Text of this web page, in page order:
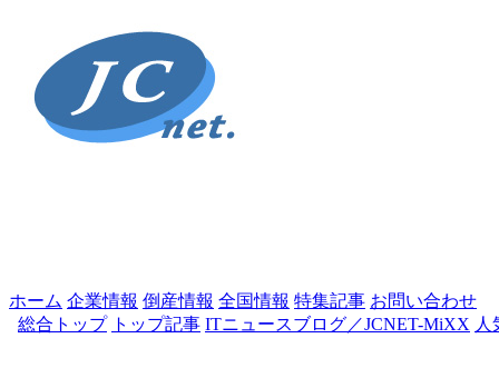
ホーム 企業情報 倒産情報 全国情報 特集記事 お問い合わせ
総合トップ トップ記事 ITニュースブログ／JCNET-MiXX 人